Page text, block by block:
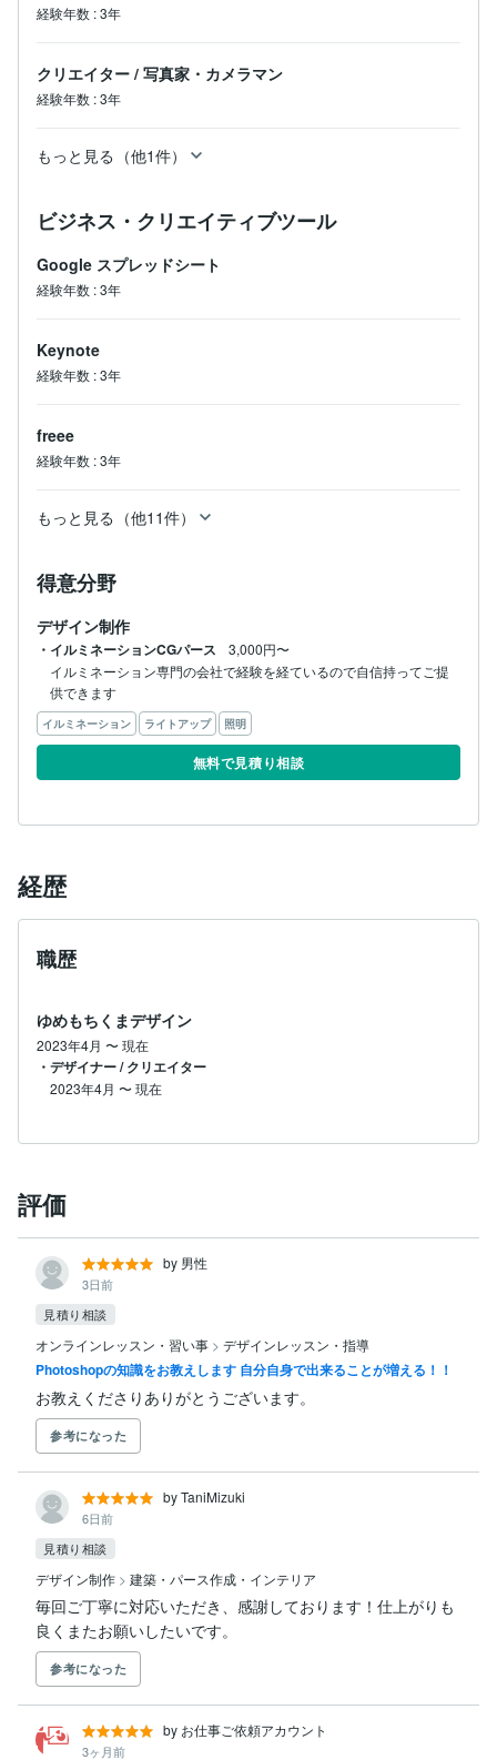
経験年数 :3年
クリエイター / 写真家・カメラマン
経験年数 :3年
もっと見る（他1件）
ビジネス・クリエイティブツール
Google スプレッドシート
経験年数 :3年
Keynote
経験年数 :3年
freee
経験年数 :3年
もっと見る（他11件）
得意分野
デザイン制作
・イルミネーションCGパース
3,000円〜
イルミネーション専門の会社で経験を経ているので自信持ってご提
供できます
イルミネーション ライトアップ 照明
無料で見積り相談
経歴
職歴
ゆめもちくまデザイン
2023年4月 〜現在
・デザイナー / クリエイター
2023年4月 〜現在
評価
by 男性
3日前
見積り相談
オンラインレッスン・習い事 > デザインレッスン・指導
Photoshopの知識をお教えします 自分自身で出来ることが増える！！
お教えくださりありがとうございます。
参考になった
by TaniMizuki
6日前
見積り相談
デザイン制作 > 建築・パース作成・インテリア
毎回ご丁寧に対応いただき、感謝しております！仕上がりも
良くまたお願いしたいです。
参考になった
by お仕事ご依頼アカウント
3ヶ月前